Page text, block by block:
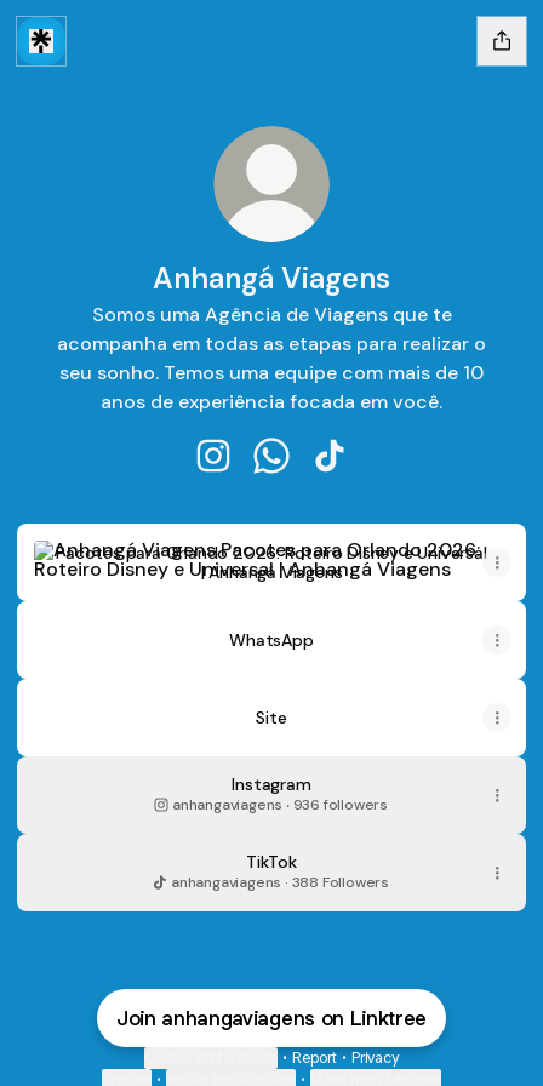
Anhangá Viagens
Somos uma Agência de Viagens que te
acompanha em todas as etapas para realizar o
seu sonho. Temos uma equipe com mais de 10
anos de experiência focada em você.
Pacotes para Orlando 2026: Roteiro Disney e Universal |
Pacotes para Orlando 2026: Roteiro Disney e Universal
| Anhangá Viagens
WhatsApp
Site
Instagram
anhangaviagens ‧ 936 followers
TikTok
anhangaviagens · 388 Followers
Join anhangaviagens on Linktree
• Report • Privacy
• •